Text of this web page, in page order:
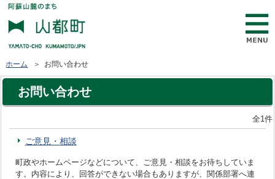
ホーム ＞ お問い合わせ
お問い合わせ
全1件
ご意見・相談
町政やホームページなどについて、ご意見・相談をお待ちしていま
す。内容により、回答ができない場合もありますが、関係部署へ連